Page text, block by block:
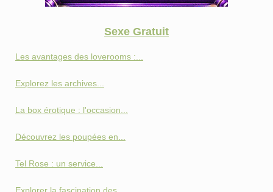
Sexe Gratuit
Les avantages des loverooms :...
Explorez les archives...
La box érotique : l'occasion...
Découvrez les poupées en...
Tel Rose : un service...